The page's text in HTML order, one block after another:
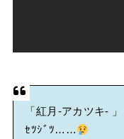
「紅月-アカツキ-
ｾﾂｼﾞﾂ……